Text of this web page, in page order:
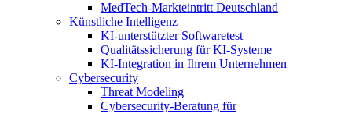
MedTech-Markteintritt Deutschland
Künstliche Intelligenz
KI-unterstützter Softwaretest
Qualitätssicherung für KI-Systeme
KI-Integration in Ihrem Unternehmen
Cybersecurity
Threat Modeling
Cybersecurity-Beratung für